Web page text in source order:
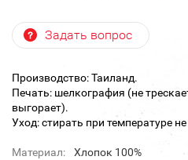
Задать вопрос
Производство: Таиланд.
Печать: шелкография (не
выгорает).
Уход: стирать при температуре
Материал:
Хлопок 100%